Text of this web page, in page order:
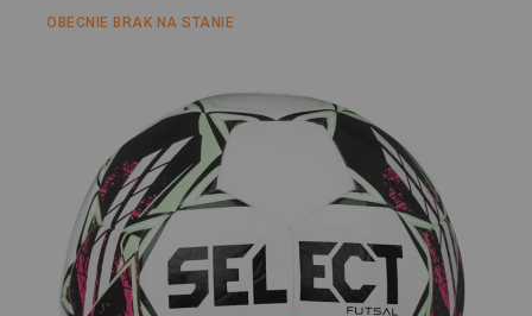
OBECNIE BRAK NA STANIE